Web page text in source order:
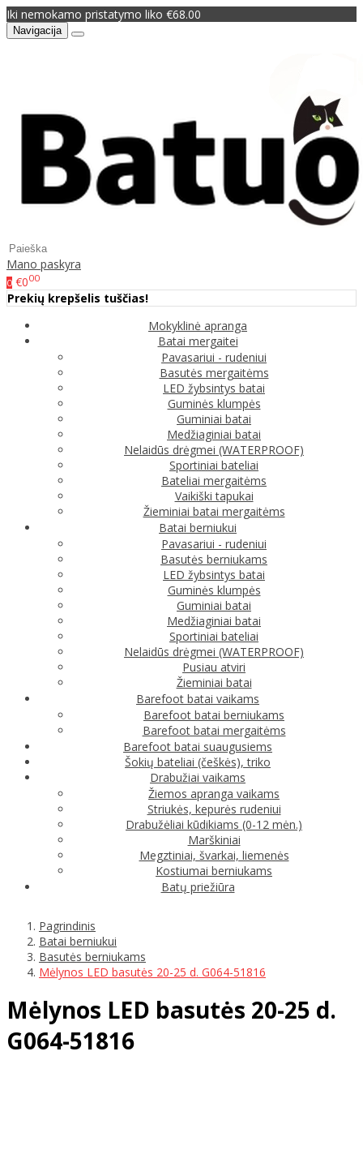
Iki nemokamo pristatymo liko €68.00
Navigacija
Mano paskyra
0 €000
Prekių krepšelis tuščias!
Mokyklinė apranga
Batai mergaitei
Pavasariui - rudeniui
Basutės mergaitėms
LED žybsintys batai
Guminės klumpės
Guminiai batai
Medžiaginiai batai
Nelaidūs drėgmei (WATERPROOF)
Sportiniai bateliai
Bateliai mergaitėms
Vaikiški tapukai
Žieminiai batai mergaitėms
Batai berniukui
Pavasariui - rudeniui
Basutės berniukams
LED žybsintys batai
Guminės klumpės
Guminiai batai
Medžiaginiai batai
Sportiniai bateliai
Nelaidūs drėgmei (WATERPROOF)
Pusiau atviri
Žieminiai batai
Barefoot batai vaikams
Barefoot batai berniukams
Barefoot batai mergaitėms
Barefoot batai suaugusiems
Šokių bateliai (češkės), triko
Drabužiai vaikams
Žiemos apranga vaikams
Striukės, kepurės rudeniui
Drabužėliai kūdikiams (0-12 mėn.)
Marškiniai
Megztiniai, švarkai, liemenės
Kostiumai berniukams
Batų priežiūra
Pagrindinis
Batai berniukui
Basutės berniukams
Mėlynos LED basutės 20-25 d. G064-51816
Mėlynos LED basutės 20-25 d.
G064-51816